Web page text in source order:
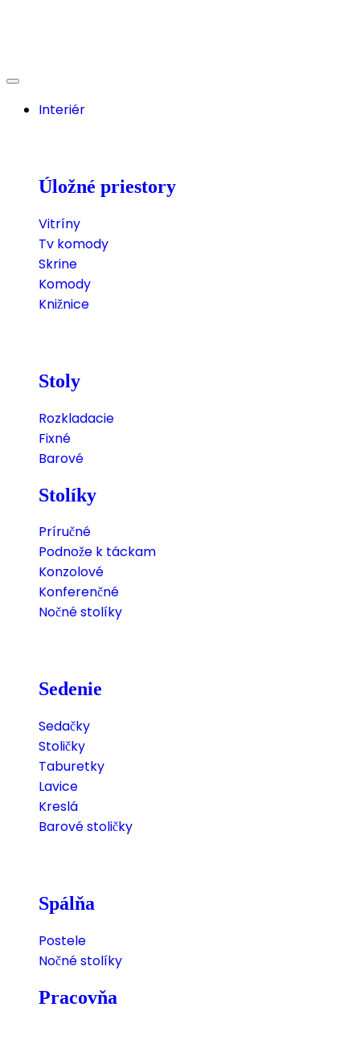
Interiér
Úložné priestory
Vitríny
Tv komody
Skrine
Komody
Knižnice
Stoly
Rozkladacie
Fixné
Barové
Stolíky
Príručné
Podnože k táckam
Konzolové
Konferenčné
Nočné stolíky
Sedenie
Sedačky
Stoličky
Taburetky
Lavice
Kreslá
Barové stoličky
Spálňa
Postele
Nočné stolíky
Pracovňa